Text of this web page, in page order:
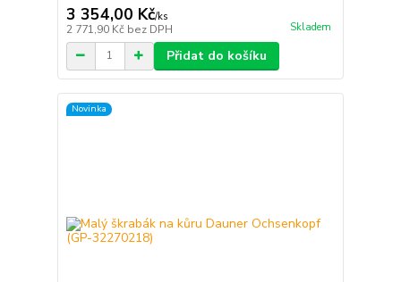
3 354,00 Kč/ks
2 771,90 Kč bez DPH Skladem
Přidat do košíku
Novinka